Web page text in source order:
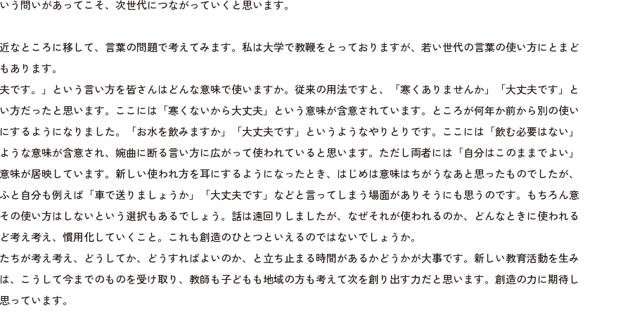
う問いがあってこそ、次世代につながっていくと思います。
なところに移して、言葉の問題で考えてみます。私は大学で教鞭をとっておりますが、若い世代の言葉の使い方にとまど
あります。
です。」という言い方を皆さんはどんな意味で使いますか。従来の用法ですと、「寒くありませんか」「大丈夫です」と
方だったと思います。ここには「寒くないから大丈夫」という意味が含意されています。ところが何年か前から別の使い
するようになりました。「お水を飲みますか」「大丈夫です」というようなやりとりです。ここには「飲む必要はない」
うな意味が含意され、婉曲に断る言い方に広がって使われていると思います。ただし両者には「自分はこのままでよい」
味が居映しています。新しい使われ方を耳にするようになったとき、はじめは意味はちがうなあと思ったものでしたが、
と自分も例えば「車で送りましょうか」「大丈夫です」などと言ってしまう場面がありそうにも思うのです。もちろん意
の使い方はしないという選択もあるでしょう。話は遠回りしましたが、なぜそれが使われるのか、どんなときに使われる
考え考え、慣用化していくこと。これも創造のひとつといえるのではないでしょうか。
ちが考え考え、どうしてか、どうすればよいのか、と立ち止まる時間があるかどうかが大事です。新しい教育活動を生み
、こうして今までのものを受け取り、教師も子どもも地域の方も考えて次を創り出す力だと思います。創造の力に期待し
っています。